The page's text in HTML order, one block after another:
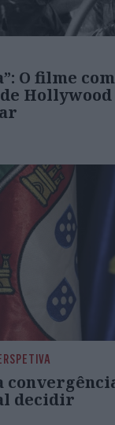
O filme
decidir